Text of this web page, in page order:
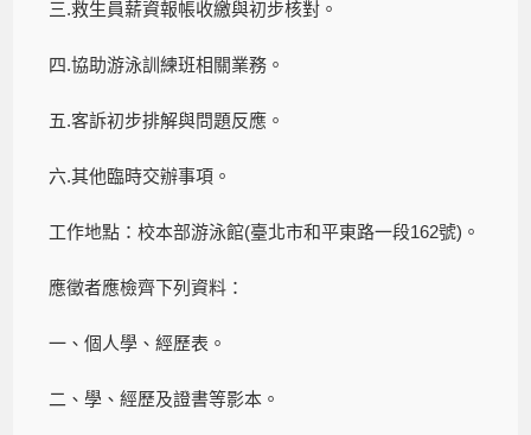
三.救生員薪資報帳收繳與初步核對。
四.協助游泳訓練班相關業務。
五.客訴初步排解與問題反應。
六.其他臨時交辦事項。
工作地點：校本部游泳館(臺北市和平東路一段162號)。
應徵者應檢齊下列資料：
一、個人學、經歷表。
二、學、經歷及證書等影本。